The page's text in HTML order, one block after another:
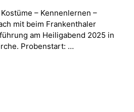
– Kennenlernen –
mit beim Frankenthaler
am Heiligabend 2025 in
Probenstart: …